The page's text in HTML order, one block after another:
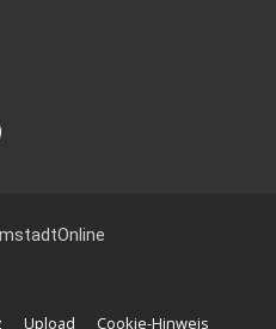
Upload Cookie-Hinweis